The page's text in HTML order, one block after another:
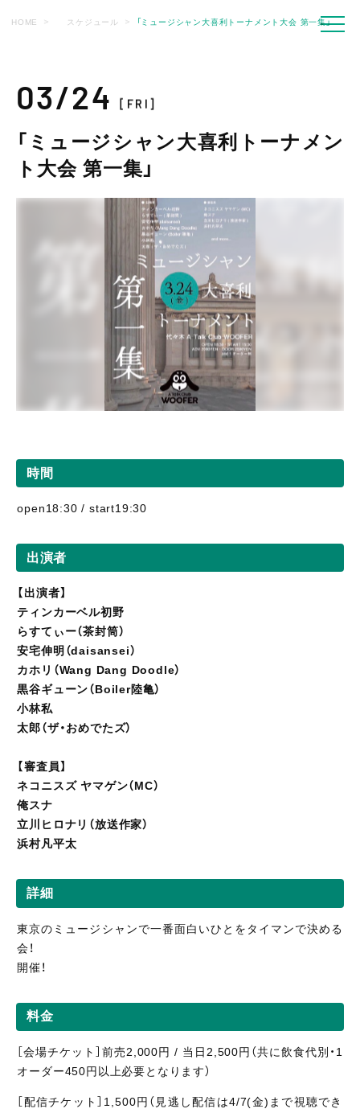
HOME スケジュール 「ミュージシャン大喜利トーナメント大会 第一集」
03/24[FRI]
「ミュージシャン大喜利トーナメン
ト大会 第一集」
時間
open18:30 / start19:30
出演者
【出演者】
ティンカーベル初野
らすてぃー（茶封筒）
安宅伸明（daisansei）
カホリ（Wang Dang Doodle）
黒谷ギューン（Boiler陸亀）
小林私
太郎（ザ・おめでたズ）
【審査員】
ネコニスズ ヤマゲン（MC）
俺スナ
立川ヒロナリ（放送作家）
浜村凡平太
詳細
東京のミュージシャンで一番面白いひとをタイマンで決める
会！
開催！
料金
［会場チケット］前売2,000円 / 当日2,500円（共に飲食代別・1
オーダー450円以上必要となります）
［配信チケット］1,500円（見逃し配信は4/7(金)まで視聴でき